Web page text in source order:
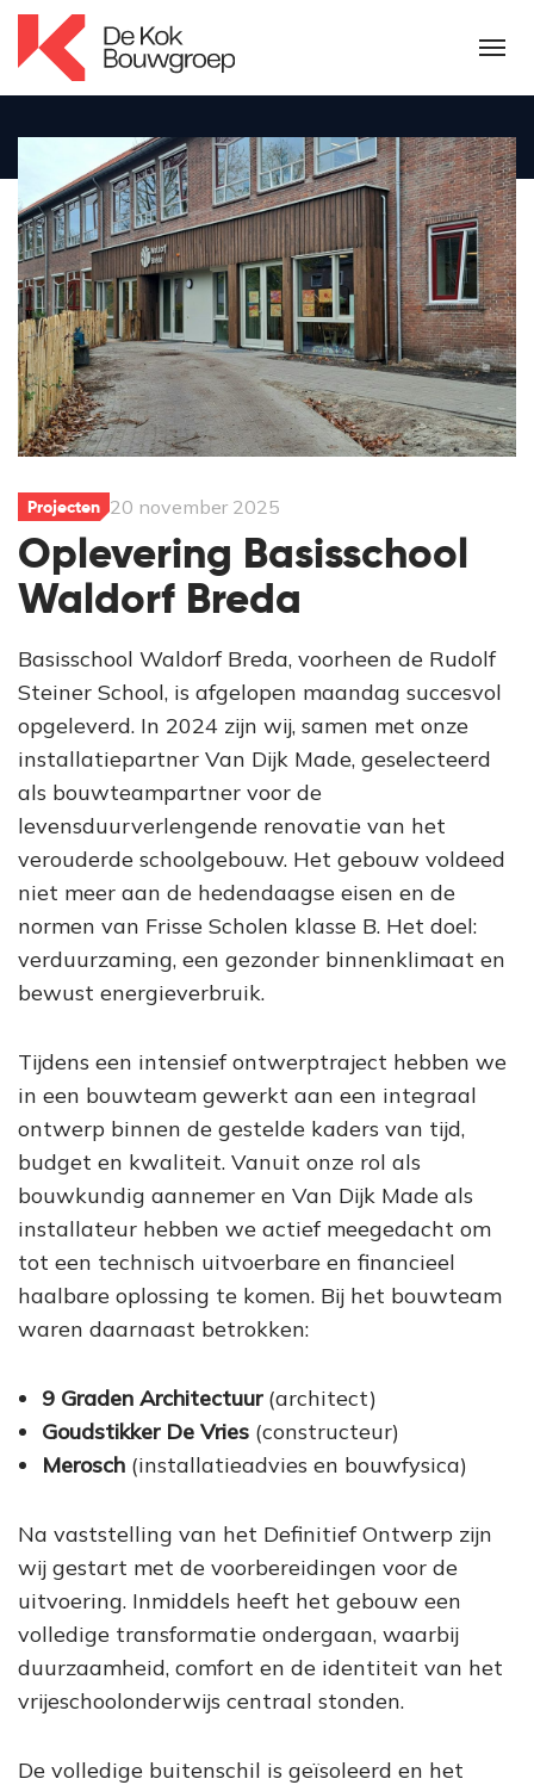
Projecten 20 november 2025
Oplevering Basisschool
Waldorf Breda
Basisschool Waldorf Breda, voorheen de Rudolf
Steiner School, is afgelopen maandag succesvol
opgeleverd. In 2024 zijn wij, samen met onze
installatiepartner Van Dijk Made, geselecteerd
als bouwteampartner voor de
levensduurverlengende renovatie van het
verouderde schoolgebouw. Het gebouw voldeed
niet meer aan de hedendaagse eisen en de
normen van Frisse Scholen klasse B. Het doel:
verduurzaming, een gezonder binnenklimaat en
bewust energieverbruik.
Tijdens een intensief ontwerptraject hebben we
in een bouwteam gewerkt aan een integraal
ontwerp binnen de gestelde kaders van tijd,
budget en kwaliteit. Vanuit onze rol als
bouwkundig aannemer en Van Dijk Made als
installateur hebben we actief meegedacht om
tot een technisch uitvoerbare en financieel
haalbare oplossing te komen. Bij het bouwteam
waren daarnaast betrokken:
9 Graden Architectuur(architect)
Goudstikker De Vries (constructeur)
Merosch (installatieadvies en bouwfysica)
Na vaststelling van het Definitief Ontwerp zijn
wij gestart met de voorbereidingen voor de
uitvoering. Inmiddels heeft het gebouw een
volledige transformatie ondergaan, waarbij
duurzaamheid, comfort en de identiteit van het
vrijeschoolonderwijs centraal stonden.
De volledige buitenschil is geïsoleerd en het